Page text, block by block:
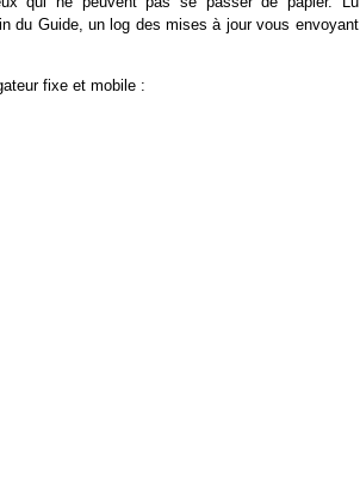
du Guide, un log des mises à jour vous envoyant
fixe et mobile :